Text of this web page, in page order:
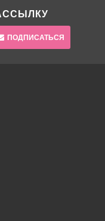
ПОДПИСАТЬСЯ